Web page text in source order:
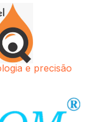
e precisão